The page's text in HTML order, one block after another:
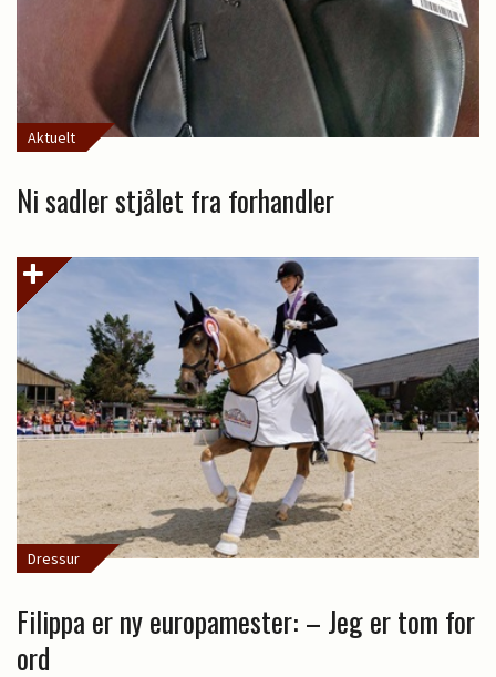
Aktuelt
Ni sadler stjålet fra forhandler
Dressur
Filippa er ny europamester: – Jeg er tom for
ord